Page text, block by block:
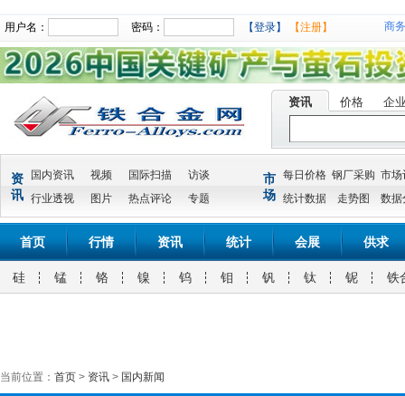
用户名： 密码： 【登录】 【注册】 商
资讯 价格 企
资
讯
国内资讯 视频 国际扫描
访谈
行业透视
图片 热点评论 专题
市
场
每日价格 钢厂采购 市场
统计数据
走势图 数据
首页 行情 资讯 统计 会展 供求
硅 锰 铬 镍 钨 钼 钒 钛 铌 铁
当前位置： 首页 > 资讯 > 国内新闻